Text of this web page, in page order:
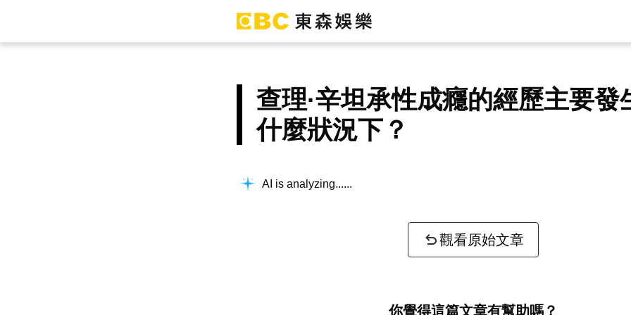
查理·辛坦承性成癮的經歷主要發
什麼狀況下？
AI is analyzing...
觀看原始文章
你覺得這篇文章有幫助嗎？